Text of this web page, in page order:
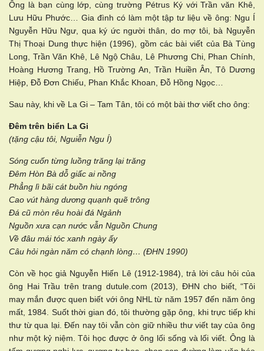
Ông là bạn cùng lớp, cùng trường Pétrus Ký với Trần văn Khê,
Lưu Hữu Phước… Gia đình có làm một tập tư liệu về ông: Ngu Í
Nguyễn Hữu Ngư, qua ký ức người thân, do mợ tôi, bà Nguyễn
Thị Thoại Dung thực hiện (1996), gồm các bài viết của Bà Tùng
Long, Trần Văn Khê, Lê Ngộ Châu, Lê Phương Chi, Phan Chính,
Hoàng Hương Trang, Hồ Trường An, Trần Huiền Ân, Tô Dương
Hiệp, Đỗ Đơn Chiếu, Phan Khắc Khoan, Đỗ Hồng Ngọc…
Sau này, khi về La Gi – Tam Tân, tôi có một bài thơ viết cho ông:
Đêm trên biển La Gi
(tặng cậu tôi, Nguiễn Ngu Í)
Sóng cuốn từng luồng trăng lại trăng
Đêm Hòn Bà dỗ giấc ai nồng
Phẳng lì bãi cát buồn hiu ngóng
Cao vút hàng dương quạnh quẽ trông
Đá cũ mòn rêu hoài đá Ngảnh
Nguồn xưa cạn nước vẫn Nguồn Chung
Về đâu mái tóc xanh ngày ấy
Câu hỏi ngàn năm có chạnh lòng… (ĐHN 1990)
Còn về học giả Nguyễn Hiến Lê (1912-1984), trả lời câu hỏi của
ông Hai Trầu trên trang dutule.com (2013), ĐHN cho biết, “Tôi
may mắn được quen biết với ông NHL từ năm 1957 đến năm ông
mất, 1984. Suốt thời gian đó, tôi thường gặp ông, khi trực tiếp khi
thư từ qua lại. Đến nay tôi vẫn còn giữ nhiều thư viết tay của ông
như một kỷ niệm. Tôi học được ở ông lối sống và lối viết. Ông là